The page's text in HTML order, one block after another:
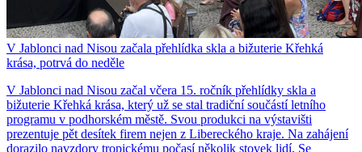
V Jablonci nad Nisou začala přehlídka skla a bižuterie Křehká
krása, potrvá do neděle
V Jablonci nad Nisou začal včera 15. ročník přehlídky skla a
bižuterie Křehká krása, který už se stal tradiční součástí letního
programu v podhorském městě. Svou produkci na výstavišti
prezentuje pět desítek firem nejen z Libereckého kraje. Na zahájení
dorazilo navzdory tropickému počasí několik stovek lidí. Se